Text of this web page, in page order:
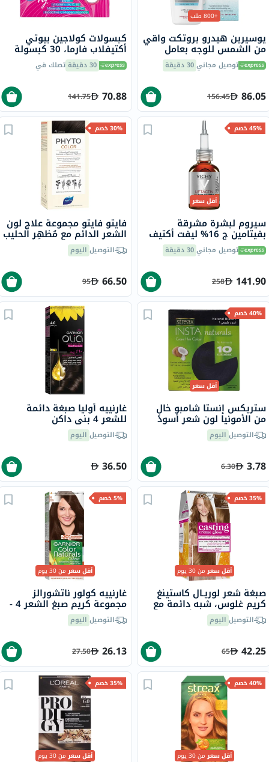
+800 طلب
يوسيرين هيدرو بروتكت واقي
من الشمس للوجه بعامل
حماية 50+ سائل فائق الخفة،
50 مل توصيل مجاني30 دقيقة
86.05
156.45
كبسولات كولاجين بيوتي
أكتيفلاب فارما، 30 كبسولة
30 دقيقة تصلك في
70.88
141.75
45% خصم
أقل سعر
سيروم لبشرة مشرقة
بفيتامين ج 16% ليفت أكتيف
فيشي، 20 ملتوصيل مجاني30 دقيقة
141.90
258
30% خصم
فايتو فايتو مجموعة علاج لون
الشعر الدائم مع مُظهِر الحليب
بنيالتوصيل اليوم
66.50
95
40% خصم
أقل سعر
ستريكس إنستا شامبو خالٍ
من الأمونيا لون شعر أسود
طبيعي 1
التوصيل اليوم
3.78
6.30
غارنييه أوليا صبغة دائمة
للشعر 4 بني داكن
التوصيل اليوم
36.50
35% خصم
أقل سعرمن 30 يوم
صبغة شعر لوريـال كاستينغ
كريم غلوس، شبه دائمة مع
بلسم، بدرجة 700 أشقر
التوصيل اليوم
42.25
65
5% خصم
أقل سعرمن 30 يوم
غارنييه كولور ناتشورالز
مجموعة كريم صبغ الشعر 4 -
بنيالتوصيل اليوم
26.13
27.50
40% خصم
أقل سعرمن 30 يوم
35% خصم
أقل سعرمن 30 يوم